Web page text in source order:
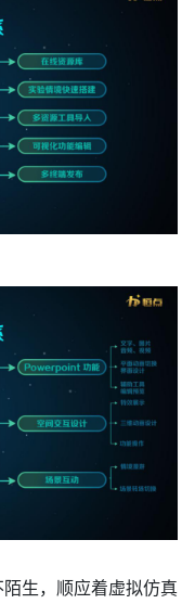
生，顺应着虚拟仿真